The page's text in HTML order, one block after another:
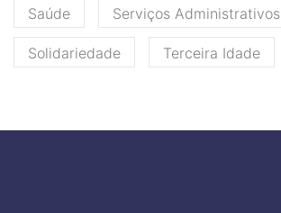
Saúde Serviços Administrativos
Solidariedade Terceira Idade